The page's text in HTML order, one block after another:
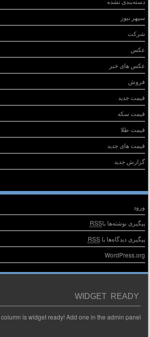
سپهر نیوز
شرکت
عکس
عکس های خبر
فروش
قیمت جدید
قیمت سکه
قیمت طلا
قیمت های جدید
گزارش جدید
ورود
پیگیری نوشته‌ها باRSS
پیگیری دیدگاه‌ها باRSS
WordPress.org
WIDGET READY
column is widget ready! Add one in the admin panel.